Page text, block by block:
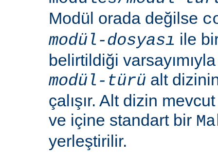
Modül orada değilse
modül-dosyası ile
belirtildiği
modül-türü alt
çalışır. Alt dizin
ve içine standart bir
yerleştirilir.